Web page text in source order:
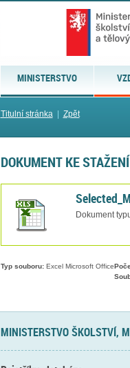
MINISTERSTVO
Titulní stránka| Zpět
DOKUMENT KE STAŽENÍ
Dokument
Typ souboru:Excel Microsoft Office
MINISTERSTVO ŠKOLSTVÍ,